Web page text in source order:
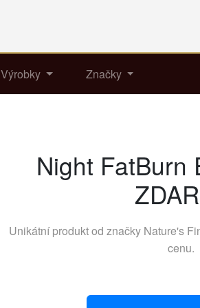
Výrobky Značky
Night FatBurn
Unikátní produkt od značky Nature's
cenu.